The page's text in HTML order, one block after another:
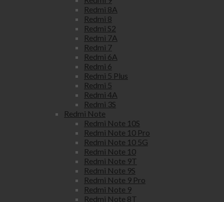
Redmi 8A
Redmi 8
Redmi S2
Redmi 7A
Redmi 7
Redmi 6A
Redmi 6
Redmi 5 Plus
Redmi 5
Redmi 4A
Redmi 3S
Redmi Note
Redmi Note 10S
Redmi Note 10 Pro
Redmi Note 10 5G
Redmi Note 10
Redmi Note 9T
Redmi Note 9S
Redmi Note 9 Pro
Redmi Note 9
Redmi Note 8T